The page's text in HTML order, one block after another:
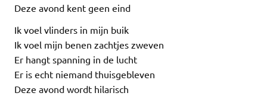
Deze avond kent geen eind
Ik voel vlinders in mijn buik
Ik voel mijn benen zachtjes zweven
Er hangt spanning in de lucht
Er is echt niemand thuisgebleven
Deze avond wordt hilarisch